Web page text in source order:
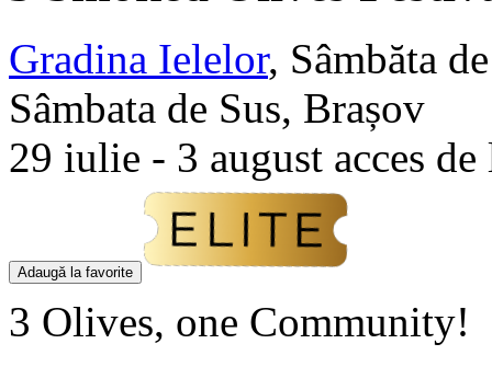
Gradina Ielelor, Sâmbăta
Sâmbata de Sus, Brașov
29 iulie - 3 august acces
Adaugă la favorite
3 Olives, one Community!